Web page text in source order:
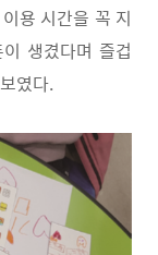
용 시간을 꼭 지
생겼다며 즐겁
였다.